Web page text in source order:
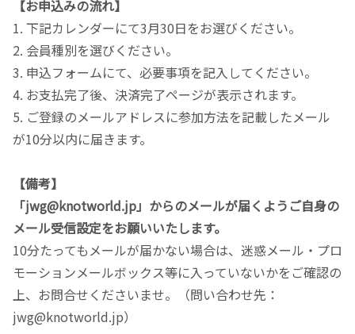
【お申込みの流れ】
1. 下記カレンダーにて3月30日をお選びください。
2. 会員種別を選びください。
3. 申込フォームにて、必要事項を記入してください。
4. お支払完了後、決済完了ページが表示されます。
5. ご登録のメールアドレスに参加方法を記載したメール
が10分以内に届きます。
【備考】
「jwg@knotworld.jp」からのメールが届くようご自身の
メール受信設定をお願いいたします。
10分たってもメールが届かない場合は、迷惑メール・プロ
モーションメールボックス等に入っていないかをご確認の
上、お問合せくださいませ。（問い合わせ先：
jwg@knotworld.jp）